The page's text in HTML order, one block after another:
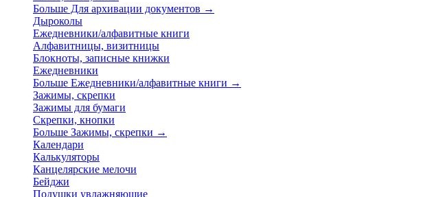
Больше Для архивации документов →
Дыроколы
Ежедневники/алфавитные книги
Алфавитницы, визитницы
Блокноты, записные книжки
Ежедневники
Больше Ежедневники/алфавитные книги →
Зажимы, скрепки
Зажимы для бумаги
Скрепки, кнопки
Больше Зажимы, скрепки →
Календари
Калькуляторы
Канцелярские мелочи
Бейджи
Подушки увлажняющие